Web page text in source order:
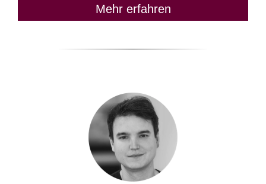
Mehr erfahren